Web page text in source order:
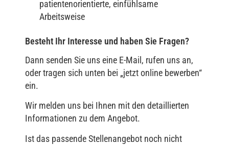
patientenorientierte, einfühlsame
Arbeitsweise
Besteht Ihr Interesse und haben Sie Fragen?
Dann senden Sie uns eine E-Mail, rufen uns an,
oder tragen sich unten bei „jetzt online bewerben“
ein.
Wir melden uns bei Ihnen mit den detaillierten
Informationen zu dem Angebot.
Ist das passende Stellenangebot noch nicht